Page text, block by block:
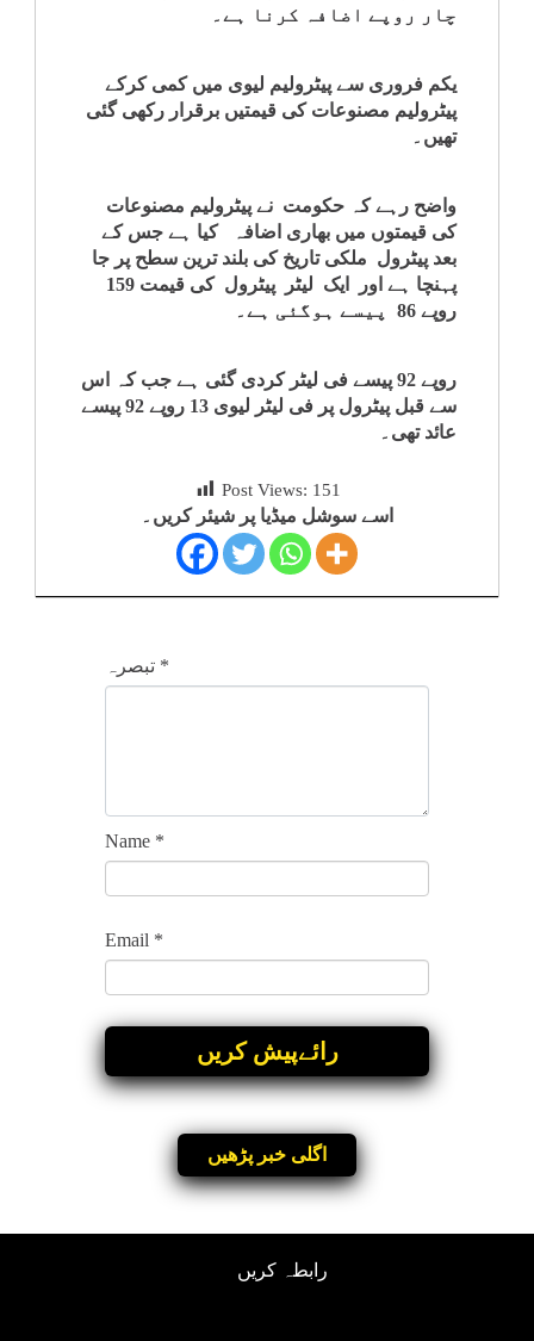
چار روپے اضافہ کرنا ہے۔
یکم فروری سے پیٹرولیم لیوی میں کمی کرکے
پیٹرولیم مصنوعات کی قیمتیں برقرار رکھی گئی
تھیں۔
واضح رہے کہ حکومت نے پیٹرولیم مصنوعات
کی قیمتوں میں بھاری اضافہ کیا ہے جس کے
بعد پیٹرول ملکی تاریخ کی بلند ترین سطح پر جا
پہنچا ہے اور ایک لیٹر پیٹرول کی قیمت 159
روپے 86 پیسے ہوگئی ہے۔
روپے 92 پیسے فی لیٹر کردی گئی ہے جب کہ اس
سے قبل پیٹرول پر فی لیٹر لیوی 13 روپے 92 پیسے
عائد تھی۔
Post Views: 151
اسے سوشل میڈیا پر شیئر کریں۔
تبصرہ *
Name *
Email *
اگلی خبر پڑھیں
رابطہ کریں